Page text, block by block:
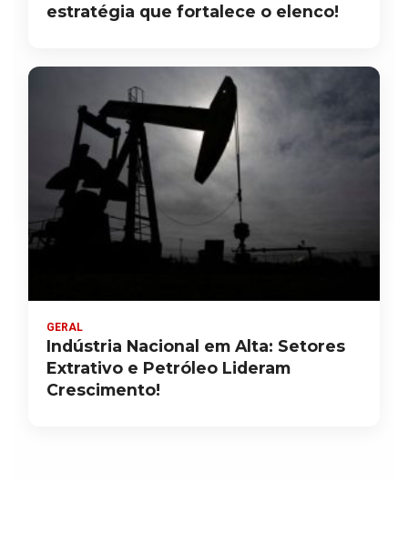
estratégia que fortalece o elenco!
GERAL
Indústria Nacional em Alta: Setores
Extrativo e Petróleo Lideram
Crescimento!